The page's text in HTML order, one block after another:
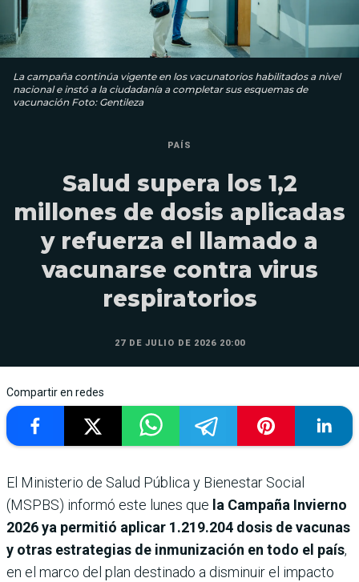
La campaña continúa vigente en los vacunatorios habilitados a nivel
nacional e instó a la ciudadanía a completar sus esquemas de
vacunación Foto: Gentileza
PAÍS
Salud supera los 1,2
millones de dosis aplicadas
y refuerza el llamado a
vacunarse contra virus
respiratorios
27 DE JULIO DE 2026 20:00
Compartir en redes
El Ministerio de Salud Pública y Bienestar Social
(MSPBS) informó este lunes que la Campaña Invierno
2026 ya permitió aplicar 1.219.204 dosis de vacunas
y otras estrategias de inmunización en todo el país,
en el marco del plan destinado a disminuir el impacto